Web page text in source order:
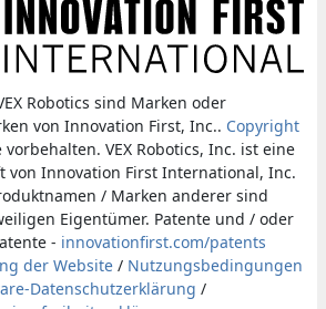
Robotics sind Marken oder
von Innovation First, Inc.. Copyright
vorbehalten. VEX Robotics, Inc. ist eine
von Innovation First International, Inc.
/ Marken anderer sind
Eigentümer. Patente und / oder
- innovationfirst.com/patents
der Website / Nutzungsbedingungen
Datenschutzerklärung /